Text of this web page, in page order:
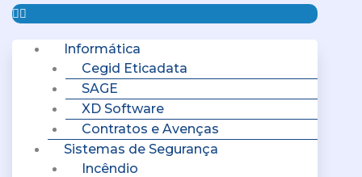
Informática
Cegid Eticadata
SAGE
XD Software
Contratos e Avenças
Sistemas de Segurança
Incêndio